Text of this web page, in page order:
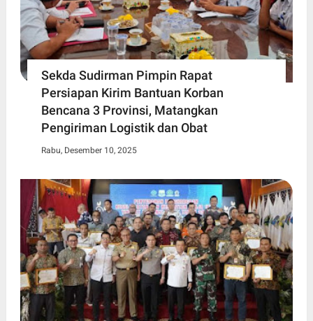
Sekda Sudirman Pimpin Rapat
Persiapan Kirim Bantuan Korban
Bencana 3 Provinsi, Matangkan
Pengiriman Logistik dan Obat
Rabu, Desember 10, 2025